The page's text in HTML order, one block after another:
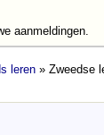
aanmeldingen.
leren » Zweedse